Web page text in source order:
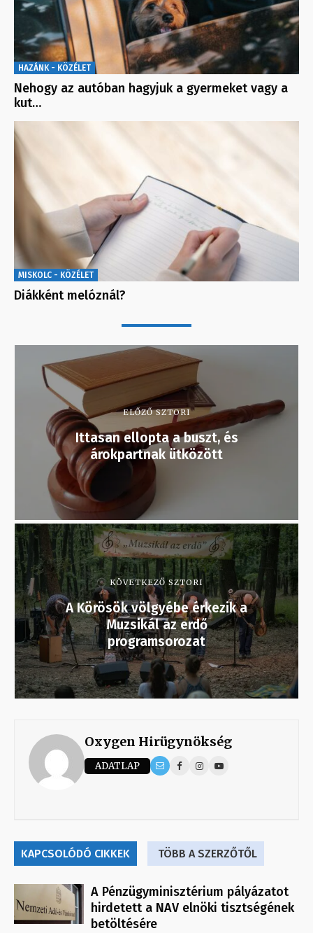
HAZÁNK - KÖZÉLET
Nehogy az autóban hagyjuk a gyermeket vagy a
kut…
MISKOLC - KÖZÉLET
Diákként melóznál?
ELŐZŐ SZTORI
Ittasan ellopta a buszt, és
árokpartnak ütközött
KÖVETKEZŐ SZTORI
A Körösök völgyébe érkezik a
Muzsikál az erdő
programsorozat
Oxygen Hirügynökség
ADATLAP
KAPCSOLÓDÓ CIKKEK TÖBB A SZERZŐTŐL
A Pénzügyminisztérium pályázatot
hirdetett a NAV elnöki tisztségének
betöltésére